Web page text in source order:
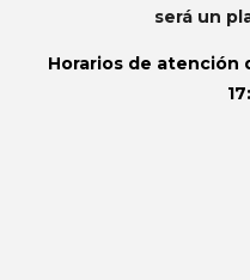
será un
Horarios de atención